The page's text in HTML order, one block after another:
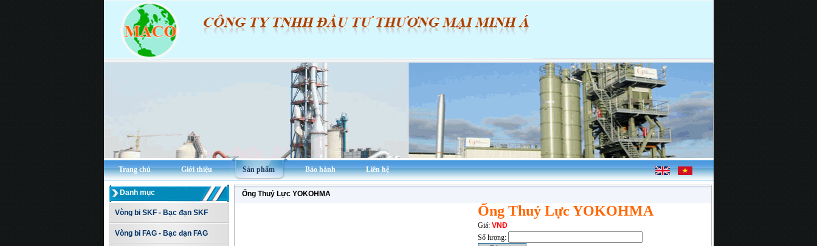
Trang chủ Giới thiệu Sản phẩm Bảo hành Liên hệ
Danh mục
Vòng bi SKF - Bạc đạn SKF
Vòng bi FAG - Bạc đạn FAG
Ống Thuỷ Lực YOKOHMA
Ống Thuỷ Lực YOKOHMA
Giá: VNĐ
Số lượng: